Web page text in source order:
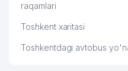
raqamlari
Toshkent xaritasi
Toshkentdagi avtobus